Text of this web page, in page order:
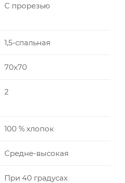
С прорезью
1,5-спальная
70x70
2
100 % хлопок
Средне-высокая
При 40 градусах